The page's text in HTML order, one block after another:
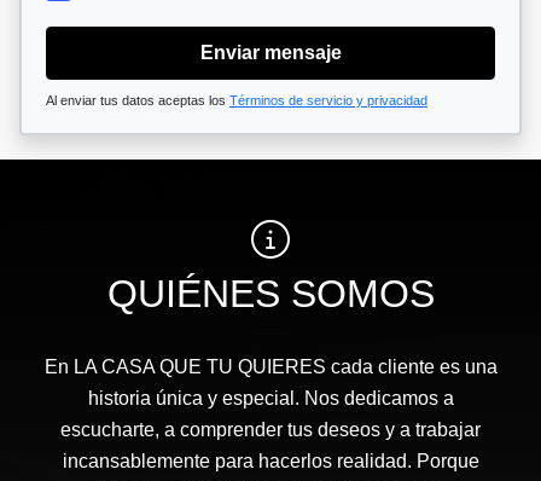
Enviar mensaje
Al enviar tus datos aceptas los Términos de servicio y privacidad
QUIÉNES SOMOS
En LA CASA QUE TU QUIERES cada cliente es una
historia única y especial. Nos dedicamos a
escucharte, a comprender tus deseos y a trabajar
incansablemente para hacerlos realidad. Porque